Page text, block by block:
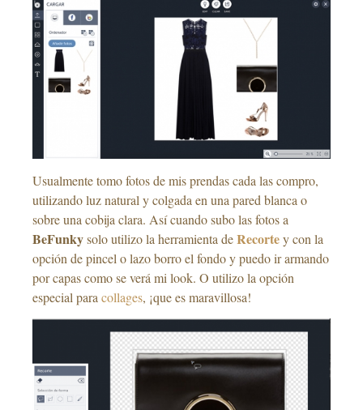
Usualmente tomo fotos de mis prendas cada las compro,
utilizando luz natural y colgada en una pared blanca o
sobre una cobija clara. Así cuando subo las fotos a
BeFunkysolo utilizo la herramienta deRecortey con la
opción de pincel o lazo borro el fondo y puedo ir armando
por capas como se verá mi look. O utilizo la opción
especial para collages, ¡que es maravillosa!